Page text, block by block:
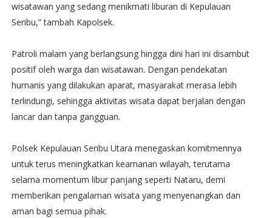
wisatawan yang sedang menikmati liburan di Kepulauan
Seribu,” tambah Kapolsek.
Patroli malam yang berlangsung hingga dini hari ini disambut
positif oleh warga dan wisatawan. Dengan pendekatan
humanis yang dilakukan aparat, masyarakat merasa lebih
terlindungi, sehingga aktivitas wisata dapat berjalan dengan
lancar dan tanpa gangguan.
Polsek Kepulauan Seribu Utara menegaskan komitmennya
untuk terus meningkatkan keamanan wilayah, terutama
selama momentum libur panjang seperti Nataru, demi
memberikan pengalaman wisata yang menyenangkan dan
aman bagi semua pihak.